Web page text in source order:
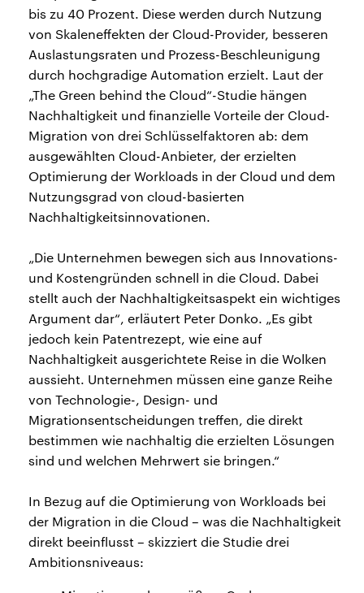
bis zu 40 Prozent. Diese werden durch Nutzung
von Skaleneffekten der Cloud-Provider, besseren
Auslastungsraten und Prozess-Beschleunigung
durch hochgradige Automation erzielt. Laut der
„The Green behind the Cloud“-Studie hängen
Nachhaltigkeit und finanzielle Vorteile der Cloud-
Migration von drei Schlüsselfaktoren ab: dem
ausgewählten Cloud-Anbieter, der erzielten
Optimierung der Workloads in der Cloud und dem
Nutzungsgrad von cloud-basierten
Nachhaltigkeitsinnovationen.
„Die Unternehmen bewegen sich aus Innovations-
und Kostengründen schnell in die Cloud. Dabei
stellt auch der Nachhaltigkeitsaspekt ein wichtiges
Argument dar“, erläutert Peter Donko. „Es gibt
jedoch kein Patentrezept, wie eine auf
Nachhaltigkeit ausgerichtete Reise in die Wolken
aussieht. Unternehmen müssen eine ganze Reihe
von Technologie-, Design- und
Migrationsentscheidungen treffen, die direkt
bestimmen wie nachhaltig die erzielten Lösungen
sind und welchen Mehrwert sie bringen.“
In Bezug auf die Optimierung von Workloads bei
der Migration in die Cloud – was die Nachhaltigkeit
direkt beeinflusst – skizziert die Studie drei
Ambitionsniveaus: